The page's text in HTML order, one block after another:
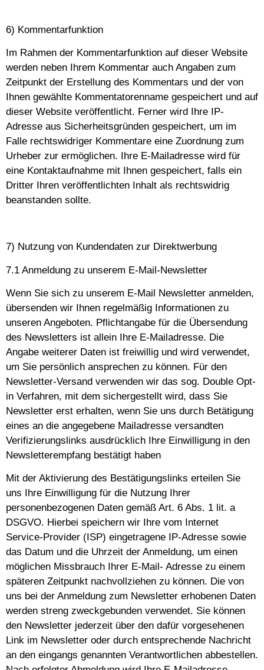
6) Kommentarfunktion
Im Rahmen der Kommentarfunktion auf dieser Website
werden neben Ihrem Kommentar auch Angaben zum
Zeitpunkt der Erstellung des Kommentars und der von
Ihnen gewählte Kommentatorenname gespeichert und auf
dieser Website veröffentlicht. Ferner wird Ihre IP-
Adresse aus Sicherheitsgründen gespeichert, um im
Falle rechtswidriger Kommentare eine Zuordnung zum
Urheber zur ermöglichen. Ihre E-Mailadresse wird für
eine Kontaktaufnahme mit Ihnen gespeichert, falls ein
Dritter Ihren veröffentlichten Inhalt als rechtswidrig
beanstanden sollte.
7) Nutzung von Kundendaten zur Direktwerbung
7.1 Anmeldung zu unserem E-Mail-Newsletter
Wenn Sie sich zu unserem E-Mail Newsletter anmelden,
übersenden wir Ihnen regelmäßig Informationen zu
unseren Angeboten. Pflichtangabe für die Übersendung
des Newsletters ist allein Ihre E-Mailadresse. Die
Angabe weiterer Daten ist freiwillig und wird verwendet,
um Sie persönlich ansprechen zu können. Für den
Newsletter-Versand verwenden wir das sog. Double Opt-
in Verfahren, mit dem sichergestellt wird, dass Sie
Newsletter erst erhalten, wenn Sie uns durch Betätigung
eines an die angegebene Mailadresse versandten
Verifizierungslinks ausdrücklich Ihre Einwilligung in den
Newsletterempfang bestätigt haben
Mit der Aktivierung des Bestätigungslinks erteilen Sie
uns Ihre Einwilligung für die Nutzung Ihrer
personenbezogenen Daten gemäß Art. 6 Abs. 1 lit. a
DSGVO. Hierbei speichern wir Ihre vom Internet
Service-Provider (ISP) eingetragene IP-Adresse sowie
das Datum und die Uhrzeit der Anmeldung, um einen
möglichen Missbrauch Ihrer E-Mail- Adresse zu einem
späteren Zeitpunkt nachvollziehen zu können. Die von
uns bei der Anmeldung zum Newsletter erhobenen Daten
werden streng zweckgebunden verwendet. Sie können
den Newsletter jederzeit über den dafür vorgesehenen
Link im Newsletter oder durch entsprechende Nachricht
an den eingangs genannten Verantwortlichen abbestellen.